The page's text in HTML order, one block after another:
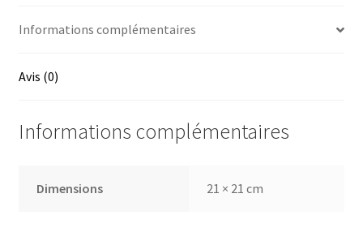
Informations complémentaires
Avis (0)
Informations complémentaires
Dimensions 21 × 21 cm